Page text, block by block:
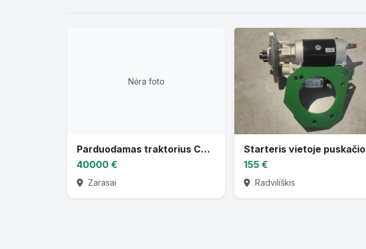
Nėra foto
Parduodamas traktorius CASE PUMA 130
40000 €
Zarasai
Starteris vietoje puskačio
155 €
Radviliškis